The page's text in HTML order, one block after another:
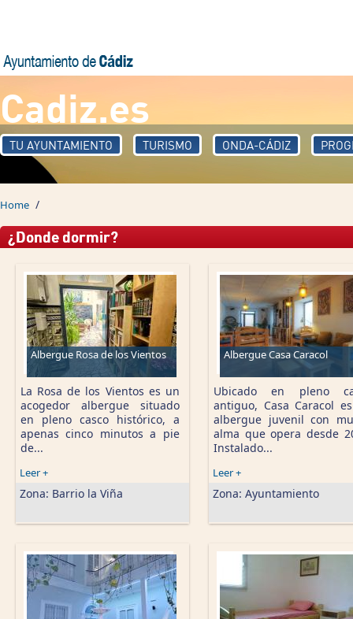
Cadiz.es
TU AYUNTAMIENTO TURISMO ONDA-CÁDIZ
Home /
¿Donde dormir?
Albergue Rosa de los Vientos
La Rosa de los Vientos es un
acogedor albergue situado
en pleno casco histórico, a
apenas cinco minutos a pie
de...
Leer +
Zona: Barrio la Viña
Albergue Casa Caracol
Ubicado en pleno
antiguo, Casa Caracol
albergue juvenil con
alma que opera desde
Instalado...
Leer +
Zona: Ayuntamiento